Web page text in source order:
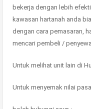
bekerja dengan lebih
kawasan hartanah anda
dengan cara pemasaran,
mencari pembeli /
Untuk melihat unit lain di
Untuk menyemak nilai